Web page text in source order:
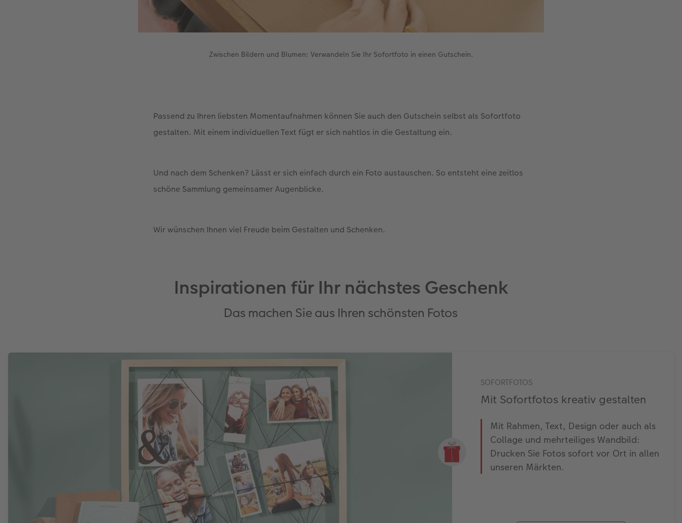
Zwischen Bildern und Blumen: Verwandeln Sie Ihr Sofortfoto in einen Gutschein.
Passend zu Ihren liebsten Momentaufnahmen können Sie auch den Gutschein selbst als Sofortfoto
gestalten. Mit einem individuellen Text fügt er sich nahtlos in die Gestaltung ein.
Und nach dem Schenken? Lässt er sich einfach durch ein Foto austauschen. So entsteht eine zeitlos
schöne Sammlung gemeinsamer Augenblicke.
Wir wünschen Ihnen viel Freude beim Gestalten und Schenken.
Inspirationen für Ihr nächstes Geschenk
Das machen Sie aus Ihren schönsten Fotos
SOFORTFOTOS
Mit Sofortfotos kreativ gestalten
Mit Rahmen, Text, Design oder auch als
Collage und mehrteiliges Wandbild:
Drucken Sie Fotos sofort vor Ort in allen
unseren Märkten.